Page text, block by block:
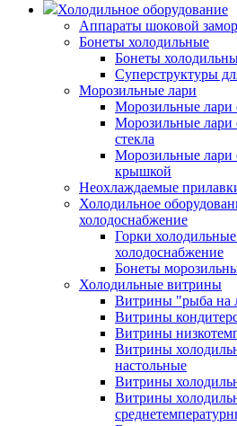
Холодильное оборудование
Аппараты шоковой
Бонеты холодильные
Бонеты
Суперструктуры
Морозильные лари
Морозильные лари
Морозильные лари
стекла
Морозильные лари
крышкой
Неохлаждаемые
Холодильное
холодоснабжение
Горки
холодоснабжение
Бонеты
Холодильные витрины
Витрины "рыба на
Витрины
Витрины
Витрины
настольные
Витрины
Витрины